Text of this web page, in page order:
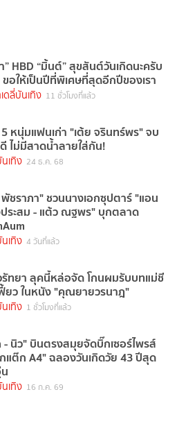
” HBD “มิ้นต์” สุขสันต์วันเกิดนะครับ
อให้เป็นปีที่พิเศษที่สุดอีกปีของเรา
ดลี่บันเทิง 11 ชั่วโมงที่แล้ว
หนุ่มแฟนเก่า "เต้ย จรินทร์พร" จบ
ไม่มีสาดน้ำลายใส่กัน!
เทิง 24 ธ.ค. 68
ชราภา" ชวนนางเอกซุปตาร์ "แอน
ระสม - แต้ว ณฐพร" บุกตลาด
เทิง 4 วันที่แล้ว
ทยา ลุคนี้หล่อจัด โกนผมรับบทแม่ชี
ยว ในหนัง "คุณยายวรนาฎ"
เทิง 1 ชั่วโมงที่แล้ว
- นิว" บินตรงสมุยจัดบิ๊กเซอร์ไพรส์
แต๊ก A4" ฉลองวันเกิดวัย 43 ปีสุด
เทิง 16 ก.ค. 69